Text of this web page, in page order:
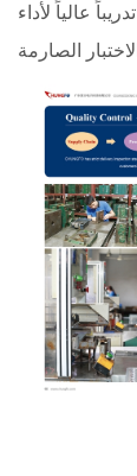
عالياً لأداء